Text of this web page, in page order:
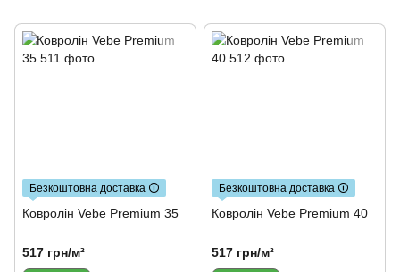
Безкоштовна доставка 🛈
Ковролін Vebe Premium 35
517 грн/м²
Безкоштовна доставка 🛈
Ковролін Vebe Premium 40
517 грн/м²